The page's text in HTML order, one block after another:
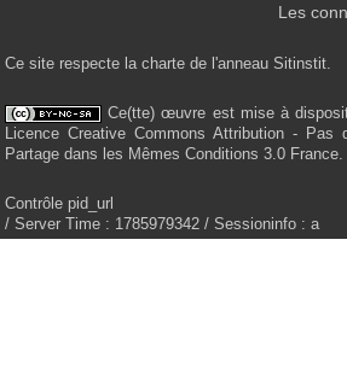
Les
Ce site respecte la charte de l'anneau Sitinstit.
Ce(tte) œuvre est mise à
Licence Creative Commons Attribution - Pas
Partage dans les Mêmes Conditions 3.0 France.
Contrôle pid_url
/ Server Time : 1785979342 / Sessioninfo : a